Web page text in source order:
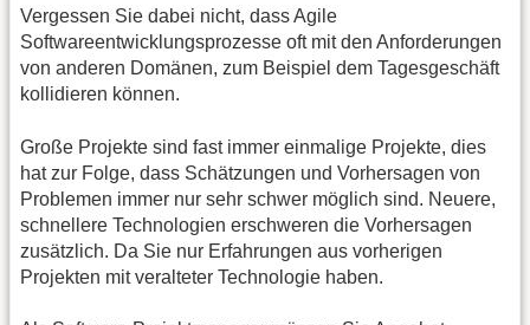
Vergessen Sie dabei nicht, dass Agile
Softwareentwicklungsprozesse oft mit den Anforderungen
von anderen Domänen, zum Beispiel dem Tagesgeschäft
kollidieren können.
Große Projekte sind fast immer einmalige Projekte, dies
hat zur Folge, dass Schätzungen und Vorhersagen von
Problemen immer nur sehr schwer möglich sind. Neuere,
schnellere Technologien erschweren die Vorhersagen
zusätzlich. Da Sie nur Erfahrungen aus vorherigen
Projekten mit veralteter Technologie haben.